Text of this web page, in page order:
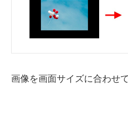
画像を画面サイズに合わせ